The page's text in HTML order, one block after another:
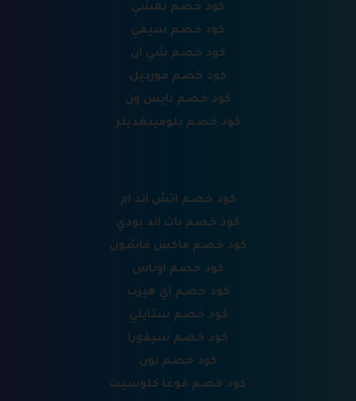
كود خصم نمشي
كود خصم سيفي
كود خصم شي ان
كود خصم فورديل
كود خصم نايس ون
كود خصم بلومينغديلز
كود خصم اتش اند ام
كود خصم باث اند بودي
كود خصم ماكس فاشون
كود خصم اوناس
كود خصم اي هيرب
كود خصم ستايلي
كود خصم سيفورا
كود خصم نون
كود خصم فوغا كلوسيت